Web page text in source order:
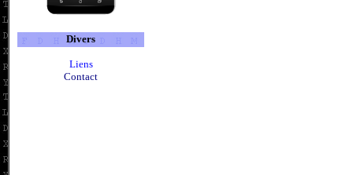
Divers
Liens
Contact